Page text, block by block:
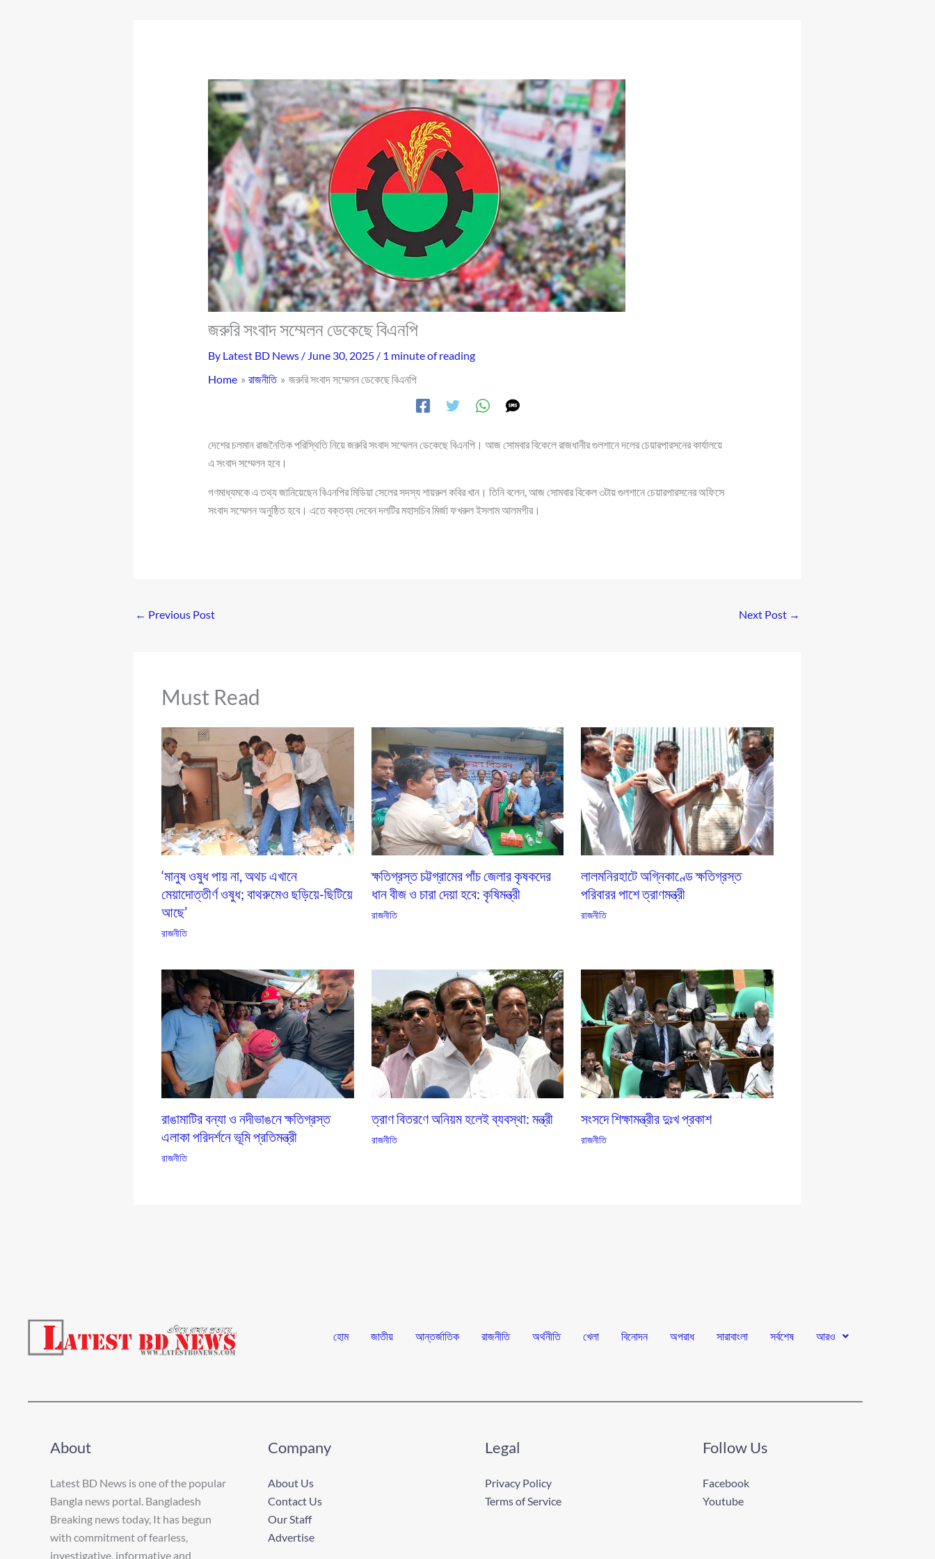
জরুরি সংবাদ সম্মেলন ডেকেছে বিএনপি
By Latest BD News / June 30, 2025 / 1 minute of reading
Home
রাজনীতি জরুরি সংবাদ সম্মেলন ডেকেছে বিএনপি
দেশের চলমান রাজনৈতিক পরিস্থিতি নিয়ে জরুরি সংবাদ সম্মেলন ডেকেছে বিএনপি। আজ সোমবার বিকেলে রাজধানীর গুলশানে দলের চেয়ারপারসনের কার্যালয়ে
এ সংবাদ সম্মেলন হবে।
গণমাধ্যমকে এ তথ্য জানিয়েছেন বিএনপির মিডিয়া সেলের সদস্য শায়রুল কবির খান। তিনি বলেন, আজ সোমবার বিকেল ৩টায় গুলশানে চেয়ারপারসনের অফিসে
সংবাদ সম্মেলন অনুষ্ঠিত হবে। এতে বক্তব্য দেবেন দলটির মহাসচিব মির্জা ফখরুল ইসলাম আলমগীর।
← Previous Post Next Post →
Must Read
‘মানুষ ওষুধ পায় না, অথচ এখানে
মেয়াদোত্তীর্ণ ওষুধ; বাথরুমেও ছড়িয়ে-ছিটিয়ে
আছে’
রাজনীতি
ক্ষতিগ্রস্ত চট্টগ্রামের পাঁচ জেলার কৃষকদের
ধান বীজ ও চারা দেয়া হবে: কৃষিমন্ত্রী
রাজনীতি
লালমনিরহাটে অগ্নিকাণ্ডে ক্ষতিগ্রস্ত
পরিবারর পাশে ত্রাণমন্ত্রী
রাজনীতি
রাঙামাটির বন্যা ও নদীভাঙনে ক্ষতিগ্রস্ত
এলাকা পরিদর্শনে ভূমি প্রতিমন্ত্রী
রাজনীতি
ত্রাণ বিতরণে অনিয়ম হলেই ব্যবস্থা: মন্ত্রী
রাজনীতি
সংসদে শিক্ষামন্ত্রীর দুঃখ প্রকাশ
রাজনীতি
হোম জাতীয় আন্তর্জাতিক রাজনীতি অর্থনীতি খেলা বিনোদন অপরাধ সারাবাংলা সর্বশেষ আরও
About
Latest BD News is one of the popular
Bangla news portal. Bangladesh
Breaking news today, It has begun
with commitment of fearless,
investigative, informative and
Company
About Us
Contact Us
Our Staff
Advertise
Legal
Privacy Policy
Terms of Service
Follow Us
Facebook
Youtube